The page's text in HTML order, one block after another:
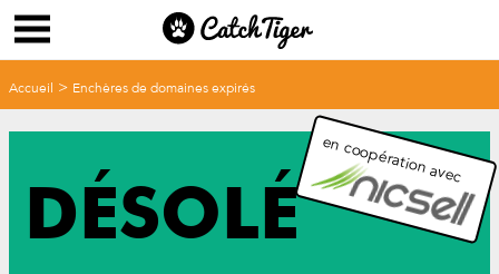
Accueil > Enchères de domaines expirés
DÉSOLÉ
en coopération avec